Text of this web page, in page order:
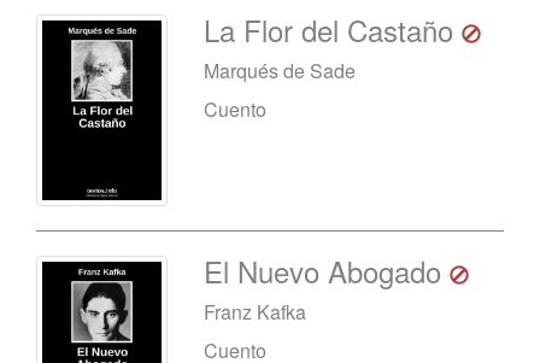
La Flor del Castaño
Marqués de Sade
Cuento
El Nuevo Abogado
Franz Kafka
Cuento